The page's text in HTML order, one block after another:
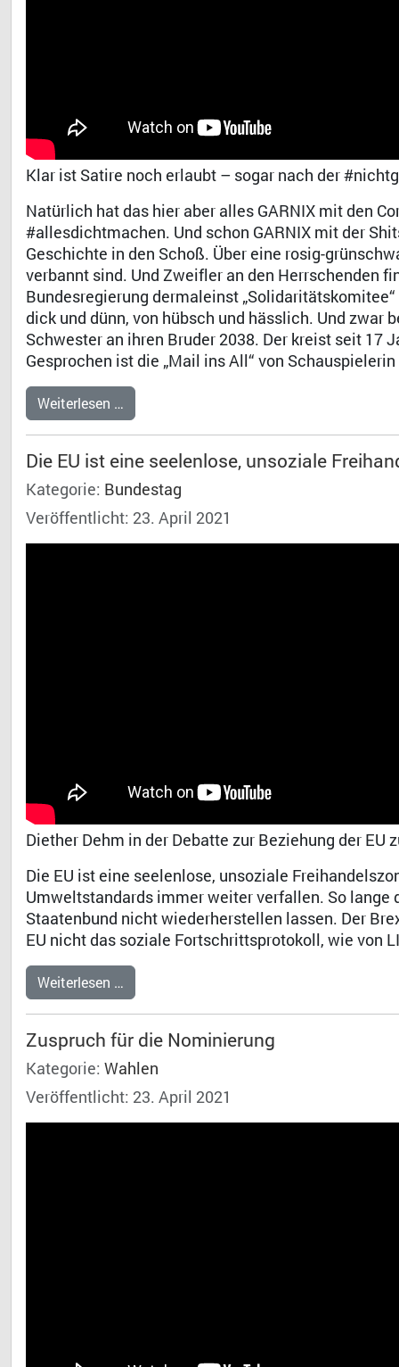
Klar ist Satire noch erlaubt – sogar nach der
Natürlich hat das hier aber alles GARNIX mit den
#allesdichtmachen. Und schon GARNIX mit der
Geschichte in den Schoß. Über eine rosig-
verbannt sind. Und Zweifler an den Herrschenden
Bundesregierung dermaleinst
dick und dünn, von hübsch und hässlich. Und zwar
Schwester an ihren Bruder 2038. Der kreist seit 17
Gesprochen ist die „Mail ins All“ von
Weiterlesen …
Die EU ist eine seelenlose, unsoziale
Kategorie: Bundestag
Veröffentlicht: 23. April 2021
Diether Dehm in der Debatte zur Beziehung der EU
Die EU ist eine seelenlose, unsoziale
Umweltstandards immer weiter verfallen. So lange
Staatenbund nicht wiederherstellen lassen. Der
EU nicht das soziale Fortschrittsprotokoll, wie von
Weiterlesen …
Zuspruch für die Nominierung
Kategorie: Wahlen
Veröffentlicht: 23. April 2021